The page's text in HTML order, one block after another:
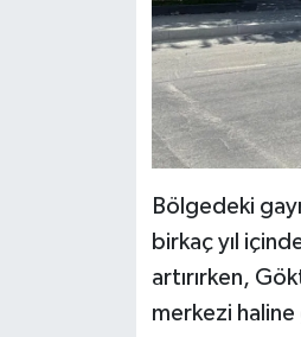
Bölgedeki
birkaç yıl
artırırken,
merkezi